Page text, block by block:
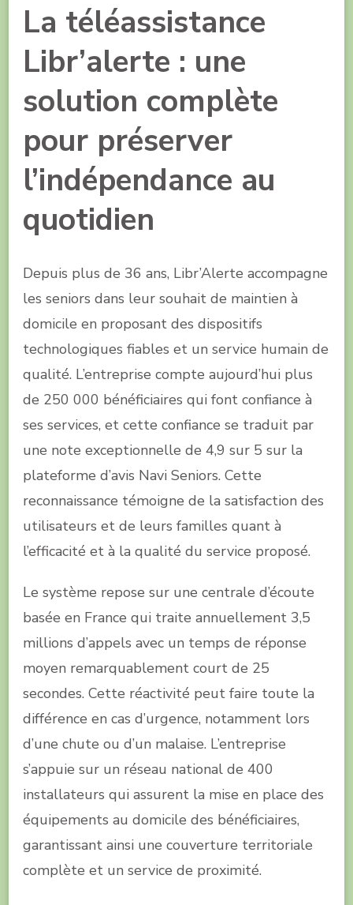
La téléassistance
Libr’alerte : une
solution complète
pour préserver
l’indépendance au
quotidien
Depuis plus de 36 ans, Libr’Alerte accompagne
les seniors dans leur souhait de maintien à
domicile en proposant des dispositifs
technologiques fiables et un service humain de
qualité. L’entreprise compte aujourd’hui plus
de 250 000 bénéficiaires qui font confiance à
ses services, et cette confiance se traduit par
une note exceptionnelle de 4,9 sur 5 sur la
plateforme d’avis Navi Seniors. Cette
reconnaissance témoigne de la satisfaction des
utilisateurs et de leurs familles quant à
l’efficacité et à la qualité du service proposé.
Le système repose sur une centrale d’écoute
basée en France qui traite annuellement 3,5
millions d’appels avec un temps de réponse
moyen remarquablement court de 25
secondes. Cette réactivité peut faire toute la
différence en cas d’urgence, notamment lors
d’une chute ou d’un malaise. L’entreprise
s’appuie sur un réseau national de 400
installateurs qui assurent la mise en place des
équipements au domicile des bénéficiaires,
garantissant ainsi une couverture territoriale
complète et un service de proximité.